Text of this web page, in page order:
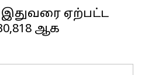
ஏற்பட்ட
ஆக